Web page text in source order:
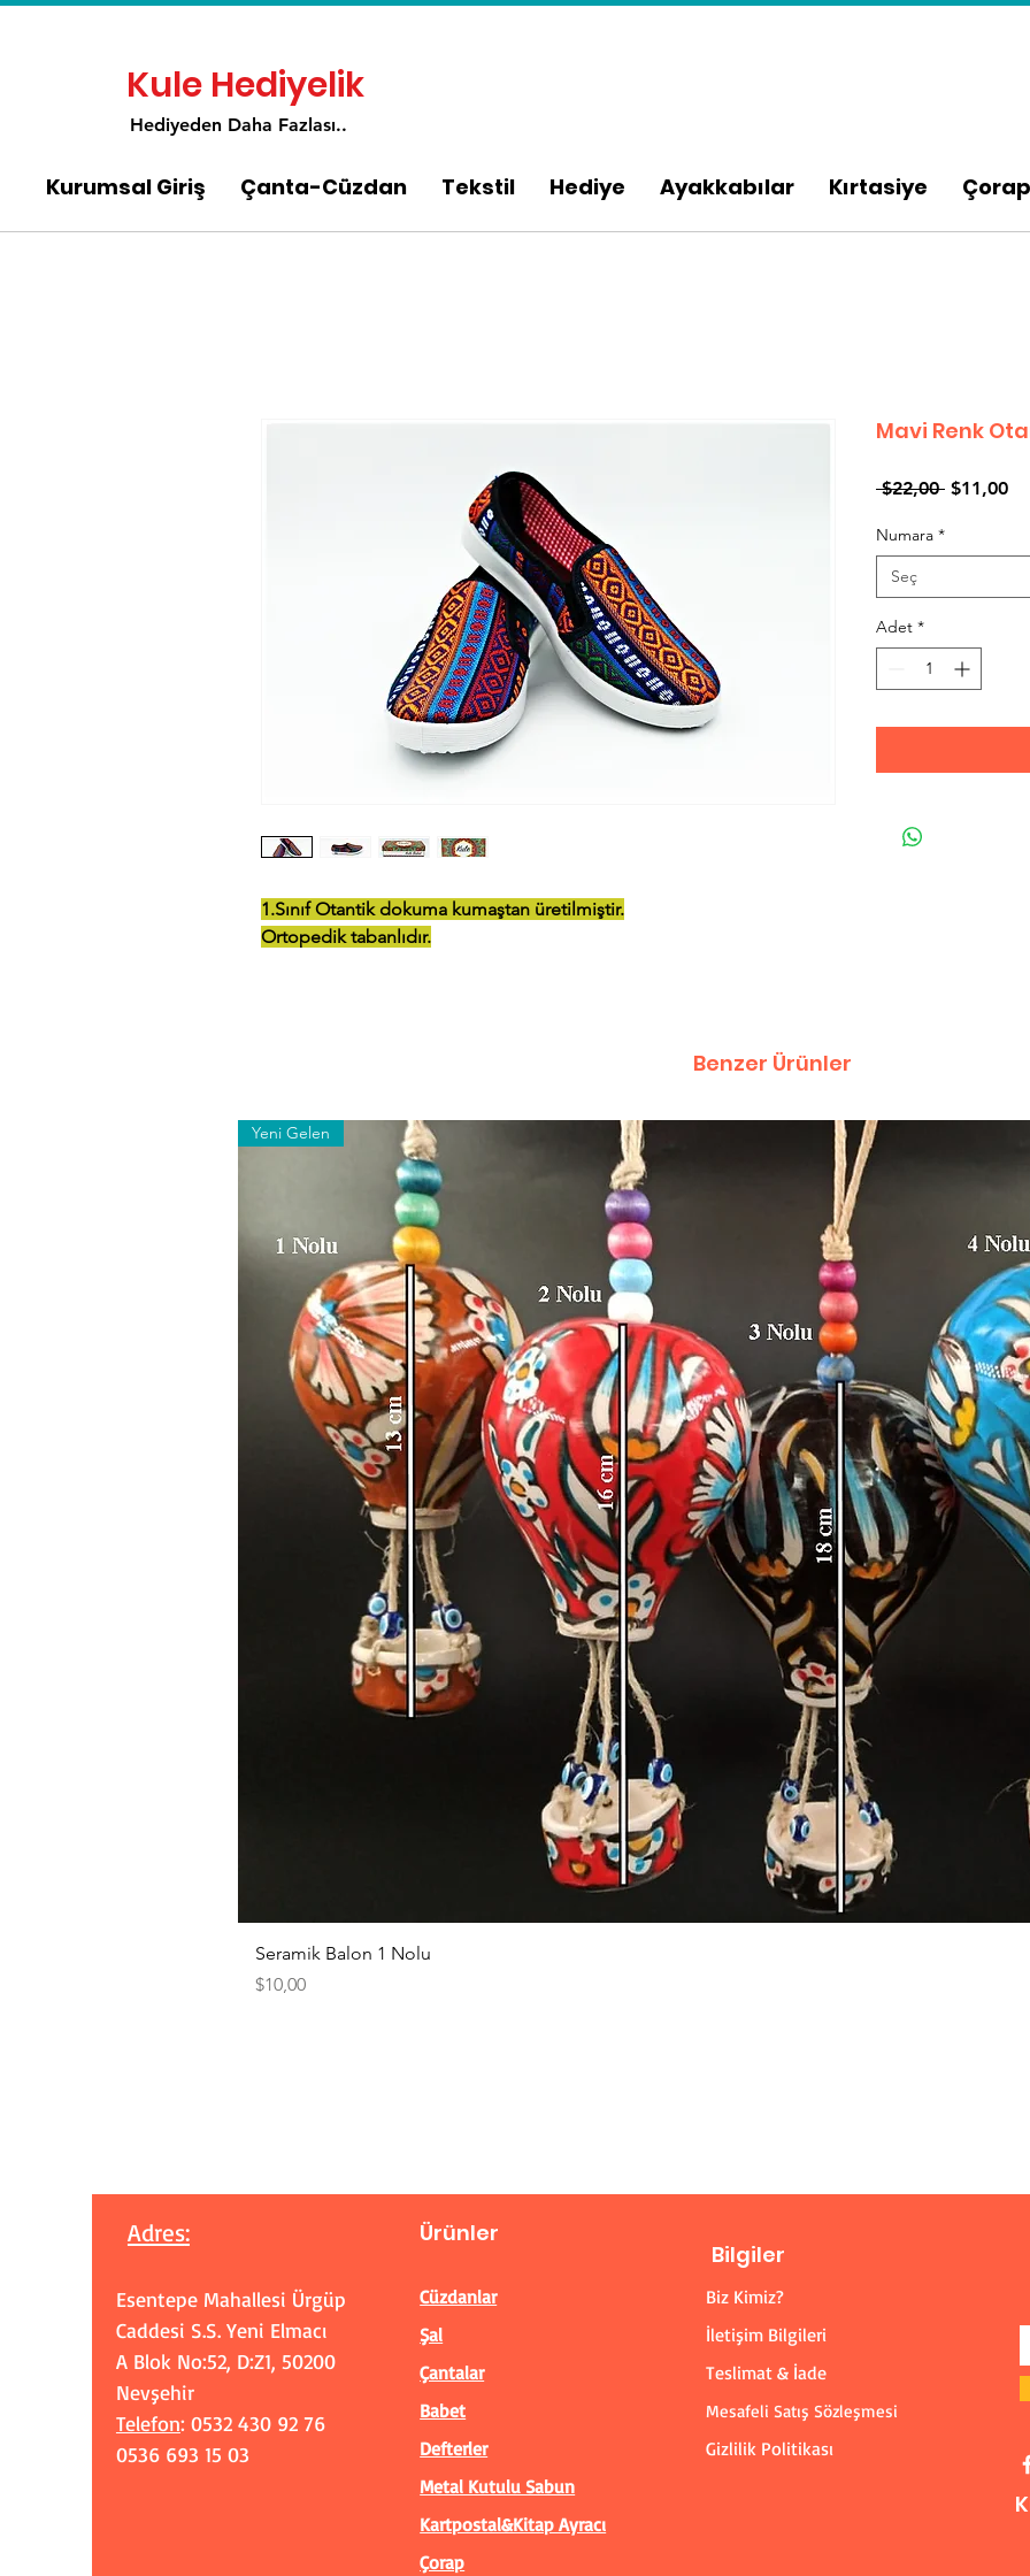
Kule Hediyelik
Hediyeden Daha Fazlası..
Kurumsal Giriş Çanta-Cüzdan Tekstil Hediye Ayakkabılar Kırtasiye Çorap
1.Sınıf Otantik dokuma kumaştan üretilmiştir.
Ortopedik tabanlıdır.
Mavi Renk
$22,00 Normal
$11,00
Numara *
Seç
Adet *
Benzer Ürünler
Yeni Gelen
Seramik Balon 1 Nolu
Fiyat
$10,00
Adres:
Esentepe Mahallesi Ürgüp
Caddesi S.S. Yeni Elmacı
A Blok No:52, D:Z1, 50200
Nevşehir
Telefon: 0532 430 92 76
0536 693 15 03
Ürünler
Cüzdanlar
Şal
Çantalar
Babet
Defterler
Metal Kutulu Sabun
Kartpostal&Kitap Ayracı
Çorap
Bilgiler
Biz Kimiz?
İletişim Bilgileri
Teslimat & İade
Mesafeli Satış Sözleşmesi
Gizlilik Politikası